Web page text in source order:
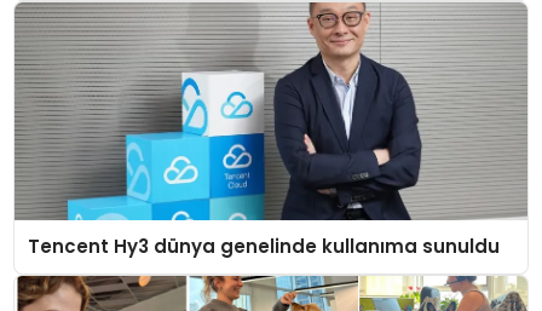
Tencent Hy3 dünya genelinde kullanıma sunuldu